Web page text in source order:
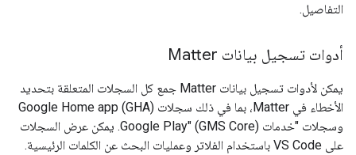
التفاصيل.
أدوات تسجيل بيانات Matter
يمكن لأدوات تسجيل بيانات Matter جمع كل السجلات المتعلقة بتحديد
الأخطاء في Matter، بما في ذلك سجلات Google Home app (GHA)
وسجلات "خدمات Google Play" (GMS Core). يمكن عرض السجلات
على VS Code باستخدام الفلاتر وعمليات البحث عن الكلمات الرئيسية.